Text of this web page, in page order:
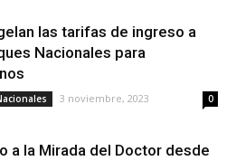
las tarifas de ingreso a
Nacionales para
3 noviembre, 2023 0
a la Mirada del Doctor desde